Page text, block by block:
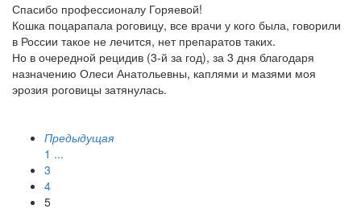
Спасибо профессионалу Горяевой!
Кошка поцарапала роговицу, все врачи у кого была, говорили
в России такое не лечится, нет препаратов таких.
Но в очередной рецидив (3-й за год), за 3 дня благодаря
назначению Олеси Анатольевны, каплями и мазями моя
эрозия роговицы затянулась.
Предыдущая
1 ...
3
4
5